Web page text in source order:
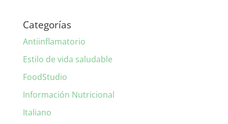
Categorías
Antiinflamatorio
Estilo de vida saludable
FoodStudio
Información Nutricional
Italiano